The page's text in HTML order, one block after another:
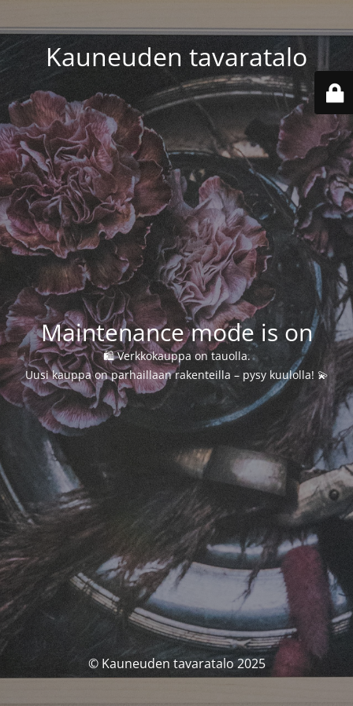
Kauneuden tavaratalo
Maintenance mode is on
🛍️ Verkkokauppa on tauolla.
Uusi kauppa on parhaillaan rakenteilla – pysy kuulolla! 💫
© Kauneuden tavaratalo 2025